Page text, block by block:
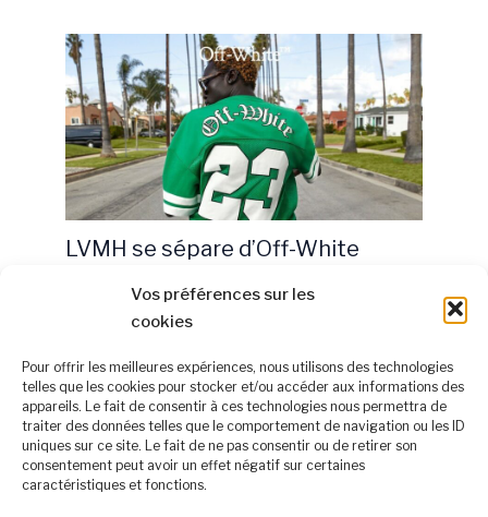
Vos préférences sur les
cookies
Pour offrir les meilleures expériences, nous utilisons des technologies
telles que les cookies pour stocker et/ou accéder aux informations des
appareils. Le fait de consentir à ces technologies nous permettra de
traiter des données telles que le comportement de navigation ou les ID
uniques sur ce site. Le fait de ne pas consentir ou de retirer son
consentement peut avoir un effet négatif sur certaines
caractéristiques et fonctions.
LVMH se sépare d’Off-White
À propos
Mentions légales
Politique de confidentialité